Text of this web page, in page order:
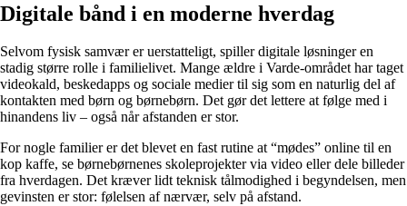
Digitale bånd i en moderne hverdag
Selvom fysisk samvær er uerstatteligt, spiller digitale løsninger en
stadig større rolle i familielivet. Mange ældre i Varde-området har taget
videokald, beskedapps og sociale medier til sig som en naturlig del af
kontakten med børn og børnebørn. Det gør det lettere at følge med i
hinandens liv – også når afstanden er stor.
For nogle familier er det blevet en fast rutine at “mødes” online til en
kop kaffe, se børnebørnenes skoleprojekter via video eller dele billeder
fra hverdagen. Det kræver lidt teknisk tålmodighed i begyndelsen, men
gevinsten er stor: følelsen af nærvær, selv på afstand.